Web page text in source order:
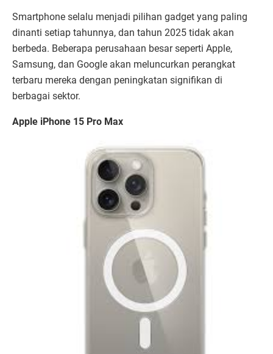
Smartphone selalu menjadi pilihan gadget yang paling
dinanti setiap tahunnya, dan tahun 2025 tidak akan
berbeda. Beberapa perusahaan besar seperti Apple,
Samsung, dan Google akan meluncurkan perangkat
terbaru mereka dengan peningkatan signifikan di
berbagai sektor.
Apple iPhone 15 Pro Max